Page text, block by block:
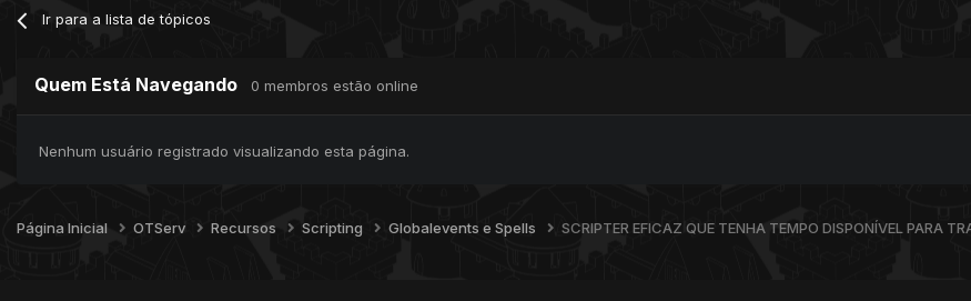
Ir para a lista de tópicos
Quem Está Navegando 0 membros estão online
Nenhum usuário registrado visualizando esta página.
Página Inicial OTServ Recursos Scripting Globalevents e Spells SCRIPTER EFICAZ QUE TENHA TEMPO DISPONÍVEL PARA